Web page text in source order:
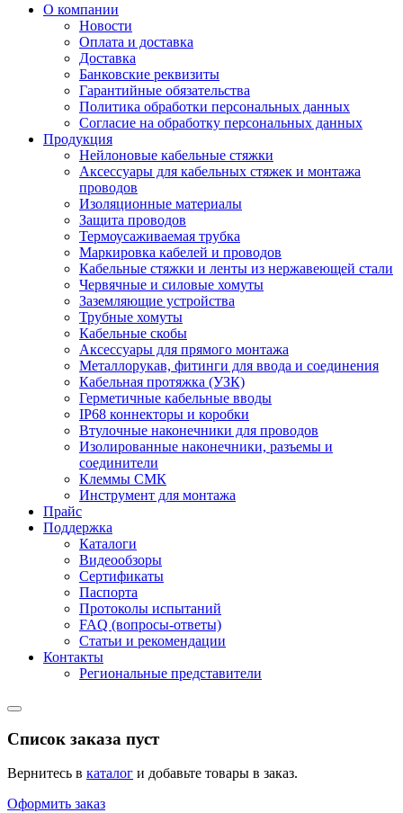
О компании
Новости
Оплата и доставка
Доставка
Банковские реквизиты
Гарантийные обязательства
Политика обработки персональных данных
Согласие на обработку персональных данных
Продукция
Нейлоновые кабельные стяжки
Аксессуары для кабельных стяжек и монтажа
проводов
Изоляционные материалы
Защита проводов
Термоусаживаемая трубка
Маркировка кабелей и проводов
Кабельные стяжки и ленты из нержавеющей стали
Червячные и силовые хомуты
Заземляющие устройства
Трубные хомуты
Кабельные скобы
Аксессуары для прямого монтажа
Металлорукав, фитинги для ввода и соединения
Кабельная протяжка (УЗК)
Герметичные кабельные вводы
IP68 коннекторы и коробки
Втулочные наконечники для проводов
Изолированные наконечники, разъемы и
соединители
Клеммы СМК
Инструмент для монтажа
Прайс
Поддержка
Каталоги
Видеообзоры
Сертификаты
Паспорта
Протоколы испытаний
FAQ (вопросы-ответы)
Статьи и рекомендации
Контакты
Региональные представители
Список заказа пуст
Вернитесь в каталог и добавьте товары в заказ.
Оформить заказ